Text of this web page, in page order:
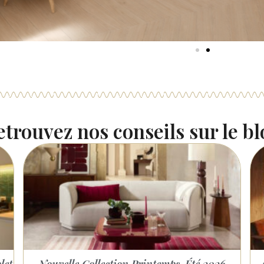
nos conseils sur le